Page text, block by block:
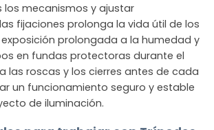
los mecanismos y ajustar
fijaciones prolonga la vida útil de los
prolongada a la humedad y
en fundas protectoras durante el
las roscas y los cierres antes de cada
un funcionamiento seguro y estable
de iluminación.